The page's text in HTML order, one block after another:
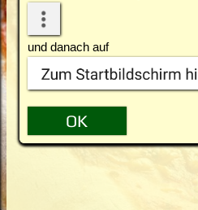
und danach auf